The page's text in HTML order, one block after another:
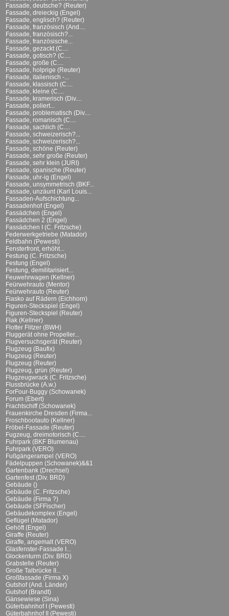
Fassade, deutsche? (Reuter)
Fassade, dreieckig (Engel)
Fassade, englisch? (Reuter)
Fassade, französisch (And....
Fassade, französisch?...
Fassade, französische...
Fassade, gezackt (C....
Fassade, gotisch? (C....
Fassade, große (C....
Fassade, holprige (Reuter)
Fassade, italienisch -...
Fassade, klassisch (C....
Fassade, kleine (C....
Fassade, kramerisch (Div....
Fassade, poliert...
Fassade, problematisch (Div....
Fassade, romanisch (C....
Fassade, sachlich (C....
Fassade, schweizerisch?...
Fassade, schweizerisch?...
Fassade, schöne (Reuter)
Fassade, sehr große (Reuter)
Fassade, sehr klein (JURI)
Fassade, spanische (Reuter)
Fassade, uhr-ig (Engel)
Fassade, unsymmetrisch (BKF...
Fassade, unzäunt (Karl Louis...
Fassaden-Aufschichtung...
Fassadenhof (Engel)
Fassädchen (Engel)
Fassädchen 2 (Engel)
Fassädchen I (C. Fritzsche)
Federwerkgetriebe (Matador)
Feldbahn (Pewesti)
Fensterfront, erhöht...
Festung (C. Fritzsche)
Festung (Engel)
Festung, demilitarisiert...
Feuwehrwagen (Kellner)
Feürwehrauto (Mentor)
Feürwehrauto (Reuter)
Fiasko auf Rädern (Eichhorn)
Figuren-Steckspiel (Engel)
Figuren-Steckspiel (Reuter)
Flak (Kellner)
Flotter Flitzer (BWH)
Fluggerät ohne Propeller...
Flugversuchsgerät (Reuter)
Flugzeug (Baufix)
Flugzeug (Reuter)
Flugzeug (Reuter)
Flugzeug, grün (Reuter)
Flugzeugwrack (C. Fritzsche)
Flussbrücke (A.w.)
ForFour-Buggy (Schowanek)
Forum (Ebert)
Frachtschiff (Schowanek)
Frauenkirche Dresden (Firma...
Froschbootauto (Kellner)
Fröbel-Fassade (Reuter)
Fugzeug, dreimotorisch (C....
Fuhrpark (BKF Blumenau)
Fuhrpark (VERO)
Fußgängerampel (VERO)
Fädelpuppen (Schowanek)&&1
Gartenbank (Drechsel)
Gartenfest (Div. BRD)
Gebäude ()
Gebäude (C. Fritzsche)
Gebäude (Firma ?)
Gebäude (SFFischer)
Gebäudekomplex (Engel)
Geflügel (Matador)
Gehöft (Engel)
Giraffe (Reuter)
Giraffe, angemalt (VERO)
Glasfenster-Fassade I...
Glockenturm (Div. BRD)
Grabstelle (Reuter)
Große Talbrücke II...
Großfassade (Firma X)
Gutshof (And. Länder)
Gutshof (Brandt)
Gänsewiese (Sina)
Güterbahnhof I (Pewesti)
Güterbahnhof II (Pewesti)